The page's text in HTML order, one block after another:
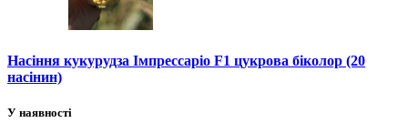
Насіння кукурудза Імпрессаріо F1 цукрова біколор (20
насінин)
У наявності